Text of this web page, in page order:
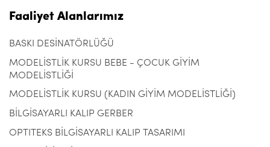
Faaliyet Alanlarımız
BASKI DESİNATÖRLÜĞÜ
MODELİSTLİK KURSU BEBE - ÇOCUK GİYİM
MODELİSTLİĞİ
MODELİSTLİK KURSU (KADIN GİYİM MODELİSTLİĞİ)
BİLGİSAYARLI KALIP GERBER
OPTITEKS BİLGİSAYARLI KALIP TASARIMI